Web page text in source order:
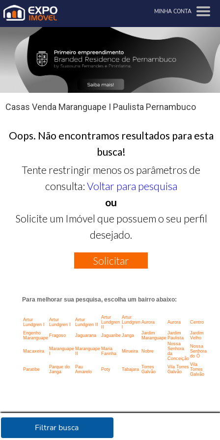
MINHA CONTA
Filtrar busca
Casas Venda Maranguape I Paulista Pernambuco
Oops. Não encontramos resultados para esta
busca!
Tente restringir menos os parâmetros de
consulta: Voltar para pesquisa
ou
Solicite um Imóvel que possuem o seu perfil
desejado.
Solicitar
Para melhorar sua pesquisa, escolha um bairro abaixo:
Artur
Lundgren I
Artur
Lundgren I
Artur
Lundgren II
Artur
Lundgren
Artur
Lundgren Aurora Aurora Centro
Engenho
Maranguape Fragoso Jaguarana Jaguaribe Janga
Jardim
Maranguape
Jardim
Paulista
Jardim
Velho
Macaxeira
Maranguape Maranguape Maria
Farinha
Mirueira Nobre
Nossa
Senhora
da
Conceição
Nossa
Senhora
do Ó
Paratibe
Parque do
Janga
Pau
Amarelo
Poty Tabajara Torres
Galvão
Vila Torres
Galvão
Vila
Torres
Galvão